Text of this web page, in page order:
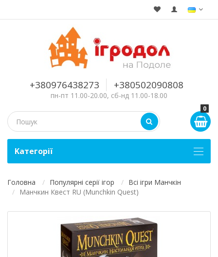
+380976438273 +380502090808
пн-пт 11.00-20.00, сб-нд 11.00-18.00
0
Kатегорії
Головна Популярні серії ігор
Всі ігри Манчкін
Манчкин Квест RU (Munchkin Quest)